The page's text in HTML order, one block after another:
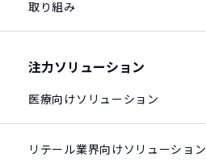
取り組み
注力ソリューション
医療向けソリューション
リテール業界向けソリューション